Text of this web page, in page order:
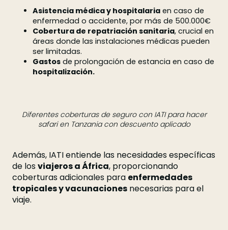
Asistencia médica y hospitalaria en caso de
enfermedad o accidente, por más de 500.000€
Cobertura de repatriación sanitaria, crucial en
áreas donde las instalaciones médicas pueden
ser limitadas.
Gastos de prolongación de estancia en caso de
hospitalización.
Diferentes coberturas de seguro con IATI para hacer
safari en Tanzania con descuento aplicado
Además, IATI entiende las necesidades específicas
de losviajeros a África, proporcionando
coberturas adicionales para enfermedades
tropicales y vacunaciones necesarias para el
viaje.